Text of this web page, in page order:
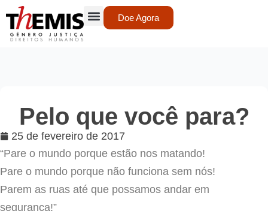
Doe Agora
Pelo que você para?
25 de fevereiro de 2017
“Pare o mundo porque estão nos matando!
Pare o mundo porque não funciona sem nós!
Parem as ruas até que possamos andar em
segurança!”